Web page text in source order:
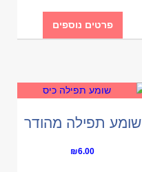
פרטים נוספים
שומע תפילה מהודר
₪6.00